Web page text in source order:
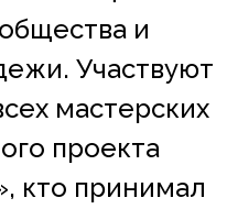
и
Участвуют
мастерских
проекта
кто принимал